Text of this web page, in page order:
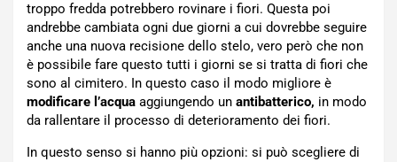
troppo fredda potrebbero rovinare i fiori. Questa poi
andrebbe cambiata ogni due giorni a cui dovrebbe seguire
anche una nuova recisione dello stelo, vero però che non
è possibile fare questo tutti i giorni se si tratta di fiori che
sono al cimitero. In questo caso il modo migliore è
modificare l’acqua aggiungendo un antibatterico, in modo
da rallentare il processo di deterioramento dei fiori.
In questo senso si hanno più opzioni: si può scegliere di